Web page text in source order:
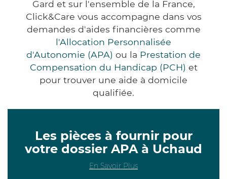
Gard et sur l'ensemble de la France,
Click&Care vous accompagne dans vos
demandes d'aides financières comme
l'Allocation Personnalisée
d'Autonomie (APA) ou la Prestation de
Compensation du Handicap (PCH) et
pour trouver une aide à domicile
qualifiée.
Les pièces à fournir pour
votre dossier APA à Uchaud
En Savoir Plus